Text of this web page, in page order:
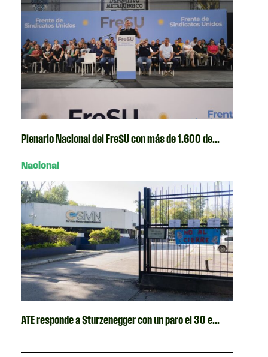
Plenario Nacional del FreSU con más de 1.600 de...
Nacional
ATE responde a Sturzenegger con un paro el 30 e...